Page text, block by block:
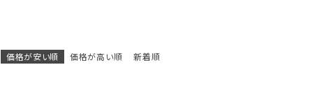
価格が安い順 価格が高い順 新着順